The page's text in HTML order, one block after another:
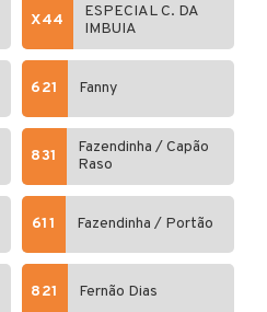
X44
ESPECIAL C. DA
IMBUIA
621 Fanny
831
Fazendinha / Capão
Raso
611 Fazendinha / Portão
821 Fernão Dias